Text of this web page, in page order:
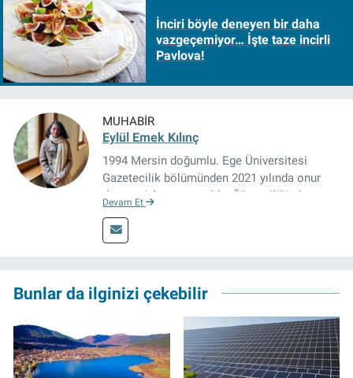
İnciri böyle deneyen bir daha
vazgeçemiyor… İşte taze incirli
Pavlova!
MUHABIR
Eylül Emek Kılınç
1994 Mersin doğumlu. Ege Üniversitesi
Gazetecilik bölümünden 2021 yılında onur
derecesiyle mezun oldu. Öğrenciliğinde
deneyimin dışında kapatılana kadar Artı TV
ve TELE1 TV Ankara bürolarında editör ve
Devam Et
Bunlar da ilginizi çekebilir